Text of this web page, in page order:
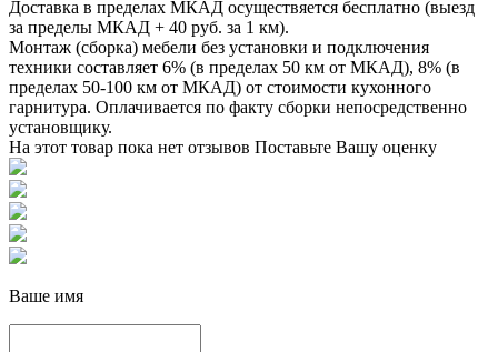
Доставка в пределах МКАД осуществяется бесплатно (выезд
за пределы МКАД + 40 руб. за 1 км).
Монтаж (сборка) мебели без установки и подключения
техники составляет 6% (в пределах 50 км от МКАД), 8% (в
пределах 50-100 км от МКАД) от стоимости кухонного
гарнитура. Оплачивается по факту сборки непосредственно
установщику.
На этот товар пока нет отзывов Поставьте Вашу оценку
Ваше имя